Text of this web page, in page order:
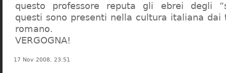
questo professore reputa gli ebrei degli
questi sono presenti nella cultura italiana dai
romano.
VERGOGNA!
17 Nov 2008, 23:51